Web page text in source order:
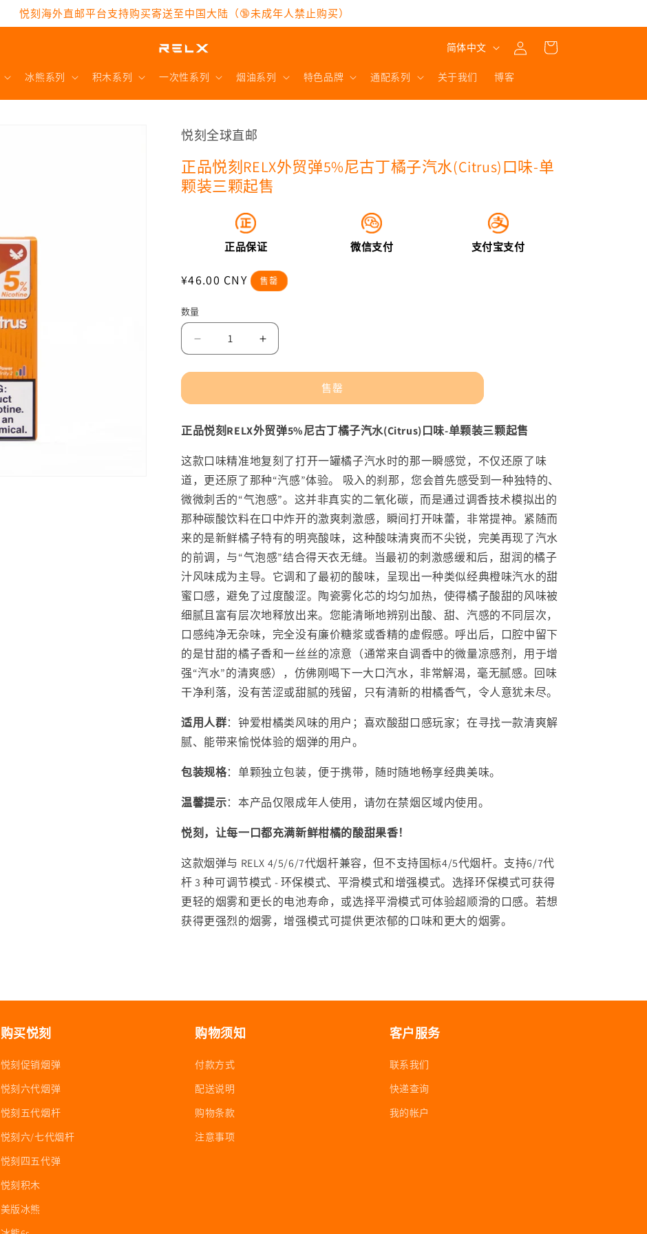
悦刻海外直邮平台支持购买寄送至中国大陆（🔞未成年人禁止购买）
冰熊系列 积木系列 一次性系列 烟油系列 特色品牌 通配系列 关于我们 博客
语
简体中文
录
购
物
悦刻全球直邮
正品悦刻RELX外贸弹5%尼古丁橘子汽水(Citrus)口味-单
颗装三颗起售
正品保证 微信支付 支付宝支付
常
价
格
¥46.00 CNY 售罄
数量
品
刻
RELX
外
贸
弹
5%
尼
古
丁
橘
子
汽
水
(Citrus)
口
味-
单
颗
装
三
起
的
数
量
品
刻
RELX
外
贸
弹
5%
尼
古
丁
橘
子
汽
水
(Citrus)
口
味-
单
颗
装
三
起
的
数
量
售罄
正品悦刻RELX外贸弹5%尼古丁橘子汽水(Citrus)口味-单颗装三颗起售
这款口味精准地复刻了打开一罐橘子汽水时的那一瞬感觉，不仅还原了味
道，更还原了那种“汽感”体验。 吸入的刹那，您会首先感受到一种独特的、
微微刺舌的“气泡感”。这并非真实的二氧化碳，而是通过调香技术模拟出的
那种碳酸饮料在口中炸开的激爽刺激感，瞬间打开味蕾，非常提神。紧随而
来的是新鲜橘子特有的明亮酸味，这种酸味清爽而不尖锐，完美再现了汽水
的前调，与“气泡感”结合得天衣无缝。当最初的刺激感缓和后，甜润的橘子
汁风味成为主导。它调和了最初的酸味，呈现出一种类似经典橙味汽水的甜
蜜口感，避免了过度酸涩。陶瓷雾化芯的均匀加热，使得橘子酸甜的风味被
细腻且富有层次地释放出来。您能清晰地辨别出酸、甜、汽感的不同层次，
口感纯净无杂味，完全没有廉价糖浆或香精的虚假感。呼出后，口腔中留下
的是甘甜的橘子香和一丝丝的凉意（通常来自调香中的微量凉感剂，用于增
强“汽水”的清爽感），仿佛刚喝下一大口汽水，非常解渴，毫无腻感。回味
干净利落，没有苦涩或甜腻的残留，只有清新的柑橘香气，令人意犹未尽。
适用人群：钟爱柑橘类风味的用户；喜欢酸甜口感玩家；在寻找一款清爽解
腻、能带来愉悦体验的烟弹的用户。
包装规格：单颗独立包装，便于携带，随时随地畅享经典美味。
温馨提示：本产品仅限成年人使用，请勿在禁烟区域内使用。
悦刻，让每一口都充满新鲜柑橘的酸甜果香！
这款烟弹与 RELX 4/5/6/7代烟杆兼容，但不支持国标4/5代烟杆。支持6/7代
杆 3 种可调节模式 - 环保模式、平滑模式和增强模式。选择环保模式可获得
更轻的烟雾和更长的电池寿命，或选择平滑模式可体验超顺滑的口感。若想
获得更强烈的烟雾，增强模式可提供更浓郁的口味和更大的烟雾。
购买悦刻
悦刻促销烟弹
悦刻六代烟弹
悦刻五代烟杆
悦刻六/七代烟杆
悦刻四五代弹
悦刻积木
美版冰熊
购物须知
付款方式
配送说明
购物条款
注意事项
客户服务
联系我们
快递查询
我的帐户